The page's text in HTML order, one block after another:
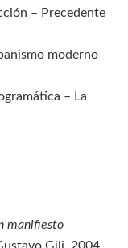
– Precedente
moderno
– La
manifiesto